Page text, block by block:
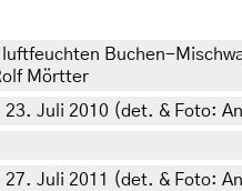
Buchen-
Mörtter
Juli 2010 (det. & Foto:
Juli 2011 (det. & Foto: